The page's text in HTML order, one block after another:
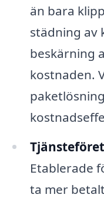
än bara
städning av
beskärning
kostnaden.
Etablerade
ta mer